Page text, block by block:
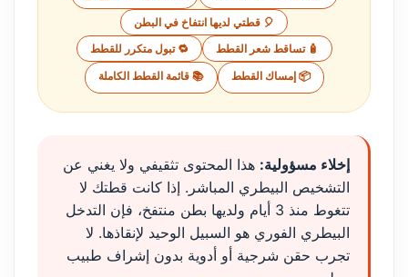
🎈 قطتي لديها انتفاخ في البطن
🧴 تساقط شعر القطط
🔁 تبول متكرر للقطط
📦 إمساك القطط
📚 قائمة القطط الكاملة
إخلاء مسؤولية: هذا المحتوى تثقيفي ولا يغني عن
التشخيص البيطري المباشر. إذا كانت قطتك لا
تتغوط منذ 3 أيام ولديها بطن منتفخ، فإن التدخل
البيطري الفوري هو السبيل الوحيد لإنقاذها. لا
تجرب حقن شرجية أو أدوية بدون إشراف طبيب